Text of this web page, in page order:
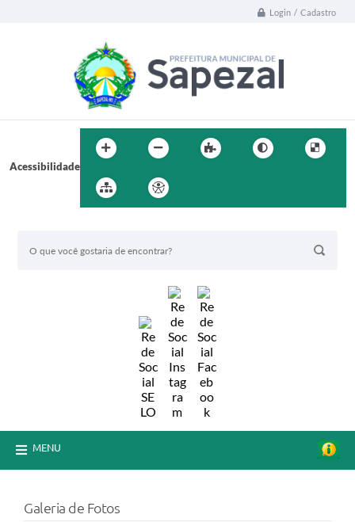
Login / Cadastro
Acessibilidade
MENU
Galeria de Fotos